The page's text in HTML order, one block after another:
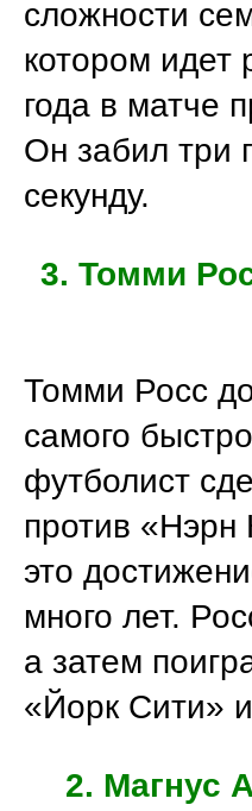
сложности
котором идет
года в матче
Он забил три
секунду.
3. Томми
Томми Росс
самого
футболист
против «Нэрн
это
много лет.
а затем
«Йорк Сити»
2. Магнус